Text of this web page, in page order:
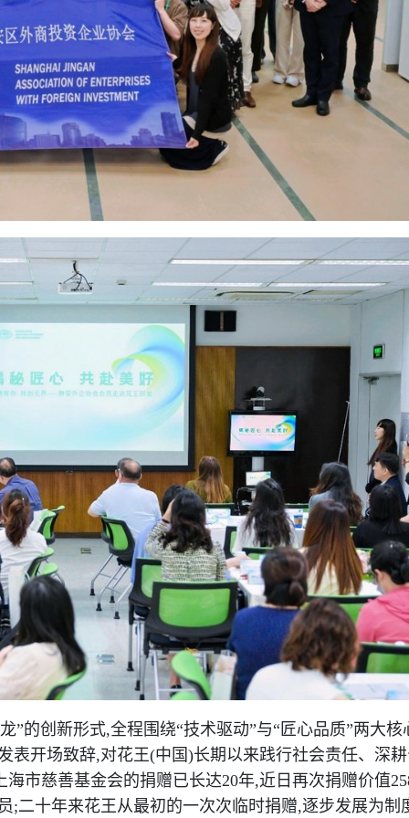
”的创新形式,全程围绕“技术驱动”与“匠心品质”两大核
表开场致辞,对花王(中国)长期以来践行社会责任、深
市慈善基金会的捐赠已长达20年,近日再次捐赠价值
;二十年来花王从最初的一次次临时捐赠,逐步发展为制